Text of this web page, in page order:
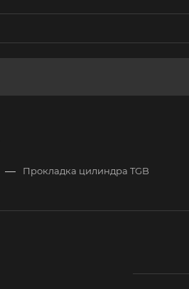
— Прокладка цилиндра TGB